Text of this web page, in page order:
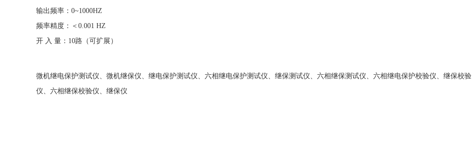
输出频率：0~1000HZ
频率精度：＜0.001 HZ
开 入 量：10路（可扩展）
微机继电保护测试仪、微机继保仪、继电保护测试仪、六相继电保护测试仪、继保测试仪、六相继保测试仪、六相继电保护校验仪、继保校验
仪、六相继保校验仪、继保仪